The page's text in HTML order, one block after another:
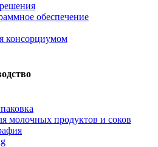
обеспечение
консорциумом
молочных продуктов и соков